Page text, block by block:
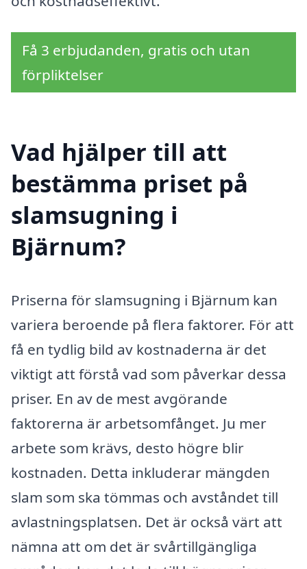
Få 3 erbjudanden, gratis och utan
förpliktelser
Vad hjälper till att
bestämma priset på
slamsugning i
Bjärnum?
Priserna för slamsugning i Bjärnum kan
variera beroende på flera faktorer. För att
få en tydlig bild av kostnaderna är det
viktigt att förstå vad som påverkar dessa
priser. En av de mest avgörande
faktorerna är arbetsomfånget. Ju mer
arbete som krävs, desto högre blir
kostnaden. Detta inkluderar mängden
slam som ska tömmas och avståndet till
avlastningsplatsen. Det är också värt att
nämna att om det är svårtillgängliga